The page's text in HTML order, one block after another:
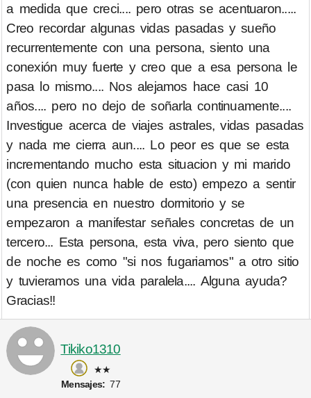
a medida que creci.... pero otras se acentuaron.....
Creo recordar algunas vidas pasadas y sueño
recurrentemente con una persona, siento una
conexión muy fuerte y creo que a esa persona le
pasa lo mismo.... Nos alejamos hace casi 10
años.... pero no dejo de soñarla continuamente....
Investigue acerca de viajes astrales, vidas pasadas
y nada me cierra aun.... Lo peor es que se esta
incrementando mucho esta situacion y mi marido
(con quien nunca hable de esto) empezo a sentir
una presencia en nuestro dormitorio y se
empezaron a manifestar señales concretas de un
tercero... Esta persona, esta viva, pero siento que
de noche es como "si nos fugariamos" a otro sitio
y tuvieramos una vida paralela.... Alguna ayuda?
Gracias!!
Tikiko1310
★★
Mensajes: 77